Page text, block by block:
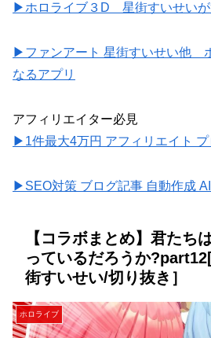
▶ホロライブ３D 星街すいせいが
▶ファンアート 星街すいせい他
なるアプリ
アフィリエイター必見
▶1件最大4万円 アフィリエイト プ
▶SEO対策 ブログ記事 自動作成
【コラボまとめ】君たち
っているだろうか
街すいせい/切り抜き］
ホロライブ